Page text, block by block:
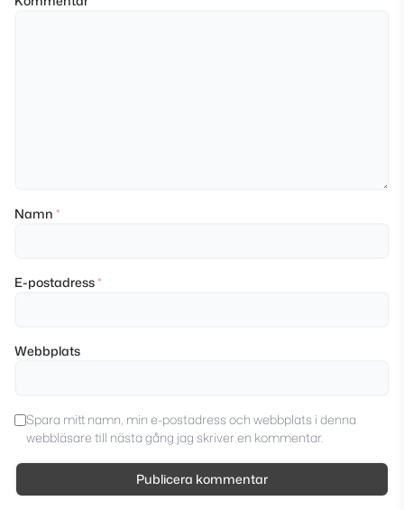
Namn *
E-postadress*
Webbplats
Spara mitt namn, min e-postadress och webbplats i denna
webbläsare till nästa gång jag skriver en kommentar.